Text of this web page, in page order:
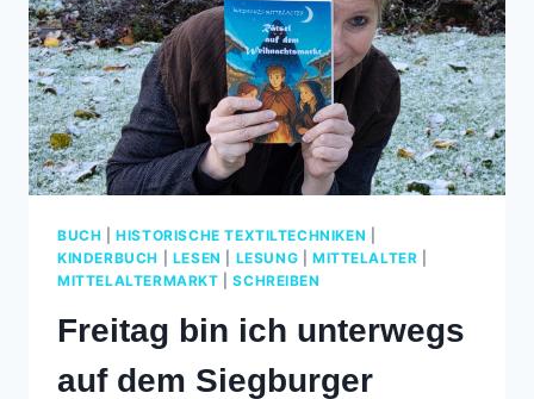
BUCH |HISTORISCHE TEXTILTECHNIKEN
KINDERBUCH
LESEN LESUNG MITTELALTER
MITTELALTERMARKT |SCHREIBEN
Freitag bin ich unterwegs
auf dem Siegburger